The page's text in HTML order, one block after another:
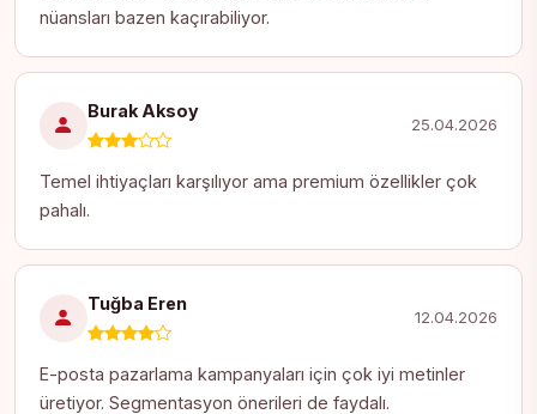
nüansları bazen kaçırabiliyor.
Burak Aksoy
25.04.2026
Temel ihtiyaçları karşılıyor ama premium özellikler çok
pahalı.
Tuğba Eren
12.04.2026
E-posta pazarlama kampanyaları için çok iyi metinler
üretiyor. Segmentasyon önerileri de faydalı.